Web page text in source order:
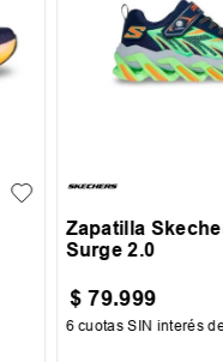
Zapatilla
Surge 2.0
$ 79.999
6 cuotas SIN interés